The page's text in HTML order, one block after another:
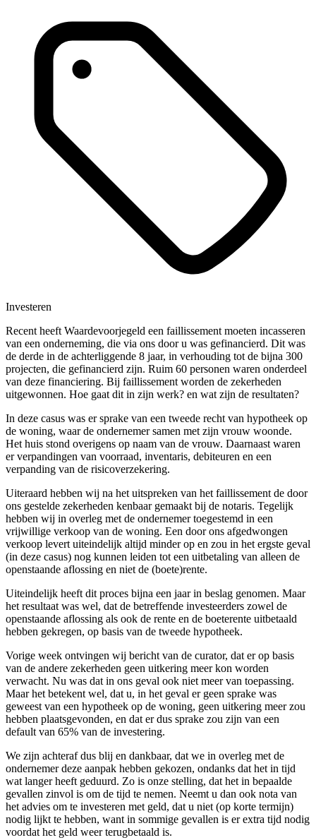
Investeren
Recent heeft Waardevoorjegeld een faillissement moeten incasseren
van een onderneming, die via ons door u was gefinancierd. Dit was
de derde in de achterliggende 8 jaar, in verhouding tot de bijna 300
projecten, die gefinancierd zijn. Ruim 60 personen waren onderdeel
van deze financiering. Bij faillissement worden de zekerheden
uitgewonnen. Hoe gaat dit in zijn werk? en wat zijn de resultaten?
In deze casus was er sprake van een tweede recht van hypotheek op
de woning, waar de ondernemer samen met zijn vrouw woonde.
Het huis stond overigens op naam van de vrouw. Daarnaast waren
er verpandingen van voorraad, inventaris, debiteuren en een
verpanding van de risicoverzekering.
Uiteraard hebben wij na het uitspreken van het faillissement de door
ons gestelde zekerheden kenbaar gemaakt bij de notaris. Tegelijk
hebben wij in overleg met de ondernemer toegestemd in een
vrijwillige verkoop van de woning. Een door ons afgedwongen
verkoop levert uiteindelijk altijd minder op en zou in het ergste geval
(in deze casus) nog kunnen leiden tot een uitbetaling van alleen de
openstaande aflossing en niet de (boete)rente.
Uiteindelijk heeft dit proces bijna een jaar in beslag genomen. Maar
het resultaat was wel, dat de betreffende investeerders zowel de
openstaande aflossing als ook de rente en de boeterente uitbetaald
hebben gekregen, op basis van de tweede hypotheek.
Vorige week ontvingen wij bericht van de curator, dat er op basis
van de andere zekerheden geen uitkering meer kon worden
verwacht. Nu was dat in ons geval ook niet meer van toepassing.
Maar het betekent wel, dat u, in het geval er geen sprake was
geweest van een hypotheek op de woning, geen uitkering meer zou
hebben plaatsgevonden, en dat er dus sprake zou zijn van een
default van 65% van de investering.
We zijn achteraf dus blij en dankbaar, dat we in overleg met de
ondernemer deze aanpak hebben gekozen, ondanks dat het in tijd
wat langer heeft geduurd. Zo is onze stelling, dat het in bepaalde
gevallen zinvol is om de tijd te nemen. Neemt u dan ook nota van
het advies om te investeren met geld, dat u niet (op korte termijn)
nodig lijkt te hebben, want in sommige gevallen is er extra tijd nodig
voordat het geld weer terugbetaald is.